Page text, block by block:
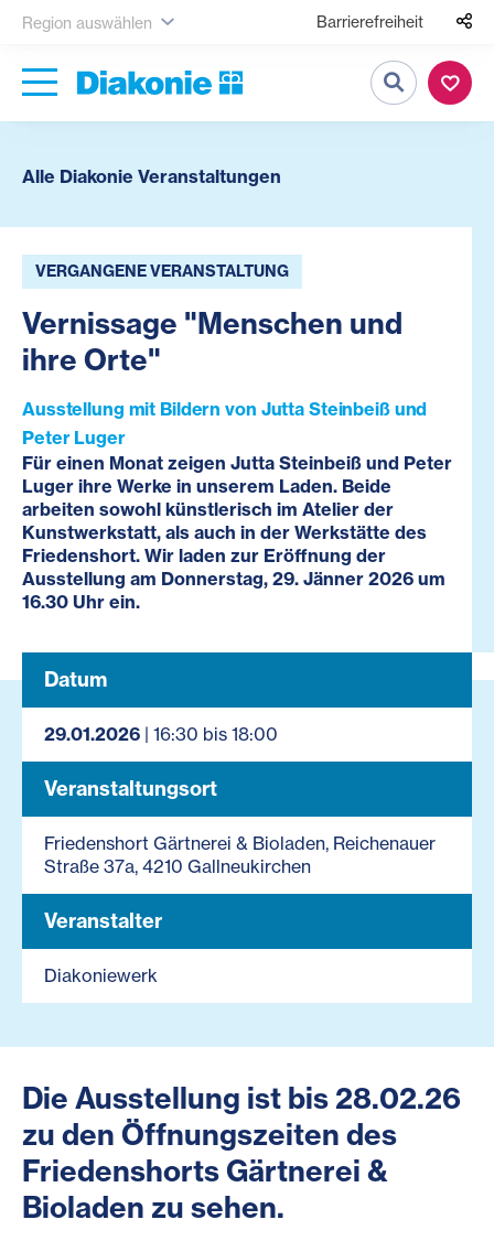
Region auswählen Barrierefreiheit
Suche
Alle Diakonie Veranstaltungen
VERGANGENE VERANSTALTUNG
Vernissage "Menschen und
ihre Orte"
Ausstellung mit Bildern von Jutta Steinbeiß und
Peter Luger
Für einen Monat zeigen Jutta Steinbeiß und Peter
Luger ihre Werke in unserem Laden. Beide
arbeiten sowohl künstlerisch im Atelier der
Kunstwerkstatt, als auch in der Werkstätte des
Friedenshort. Wir laden zur Eröffnung der
Ausstellung am Donnerstag, 29. Jänner 2026 um
16.30 Uhr ein.
Datum
29.01.2026 | 16:30 bis 18:00
Veranstaltungsort
Friedenshort Gärtnerei & Bioladen, Reichenauer
Straße 37a, 4210 Gallneukirchen
Veranstalter
Diakoniewerk
Die Ausstellung ist bis 28.02.26
zu den Öffnungszeiten des
Friedenshorts Gärtnerei &
Bioladen zu sehen.